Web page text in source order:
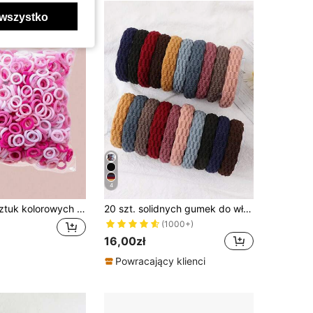
200/100/20 sztuk kolorowych nylonowych gumek do włosów dla dziewcząt, proste, podstawowe gumki do włosów, gumki do włosów, akcesoria do włosów dla dziewcząt, odpowiednie do użytku codziennego i imprezowego
4
20 szt. solidnych gumek do włosów do codziennego użytku, do fryzur damskich, na co dzień, do ozdób głowy, do włosów damskich, gumek do włosów, gumek do włosów, gumek do włosów, gumek do włosów, gumek do włosów, gumek do włosów, akcesoriów do siłowni, makijażu, podróży, urodzin
(1000+)
16,00zł
Powracający klienci